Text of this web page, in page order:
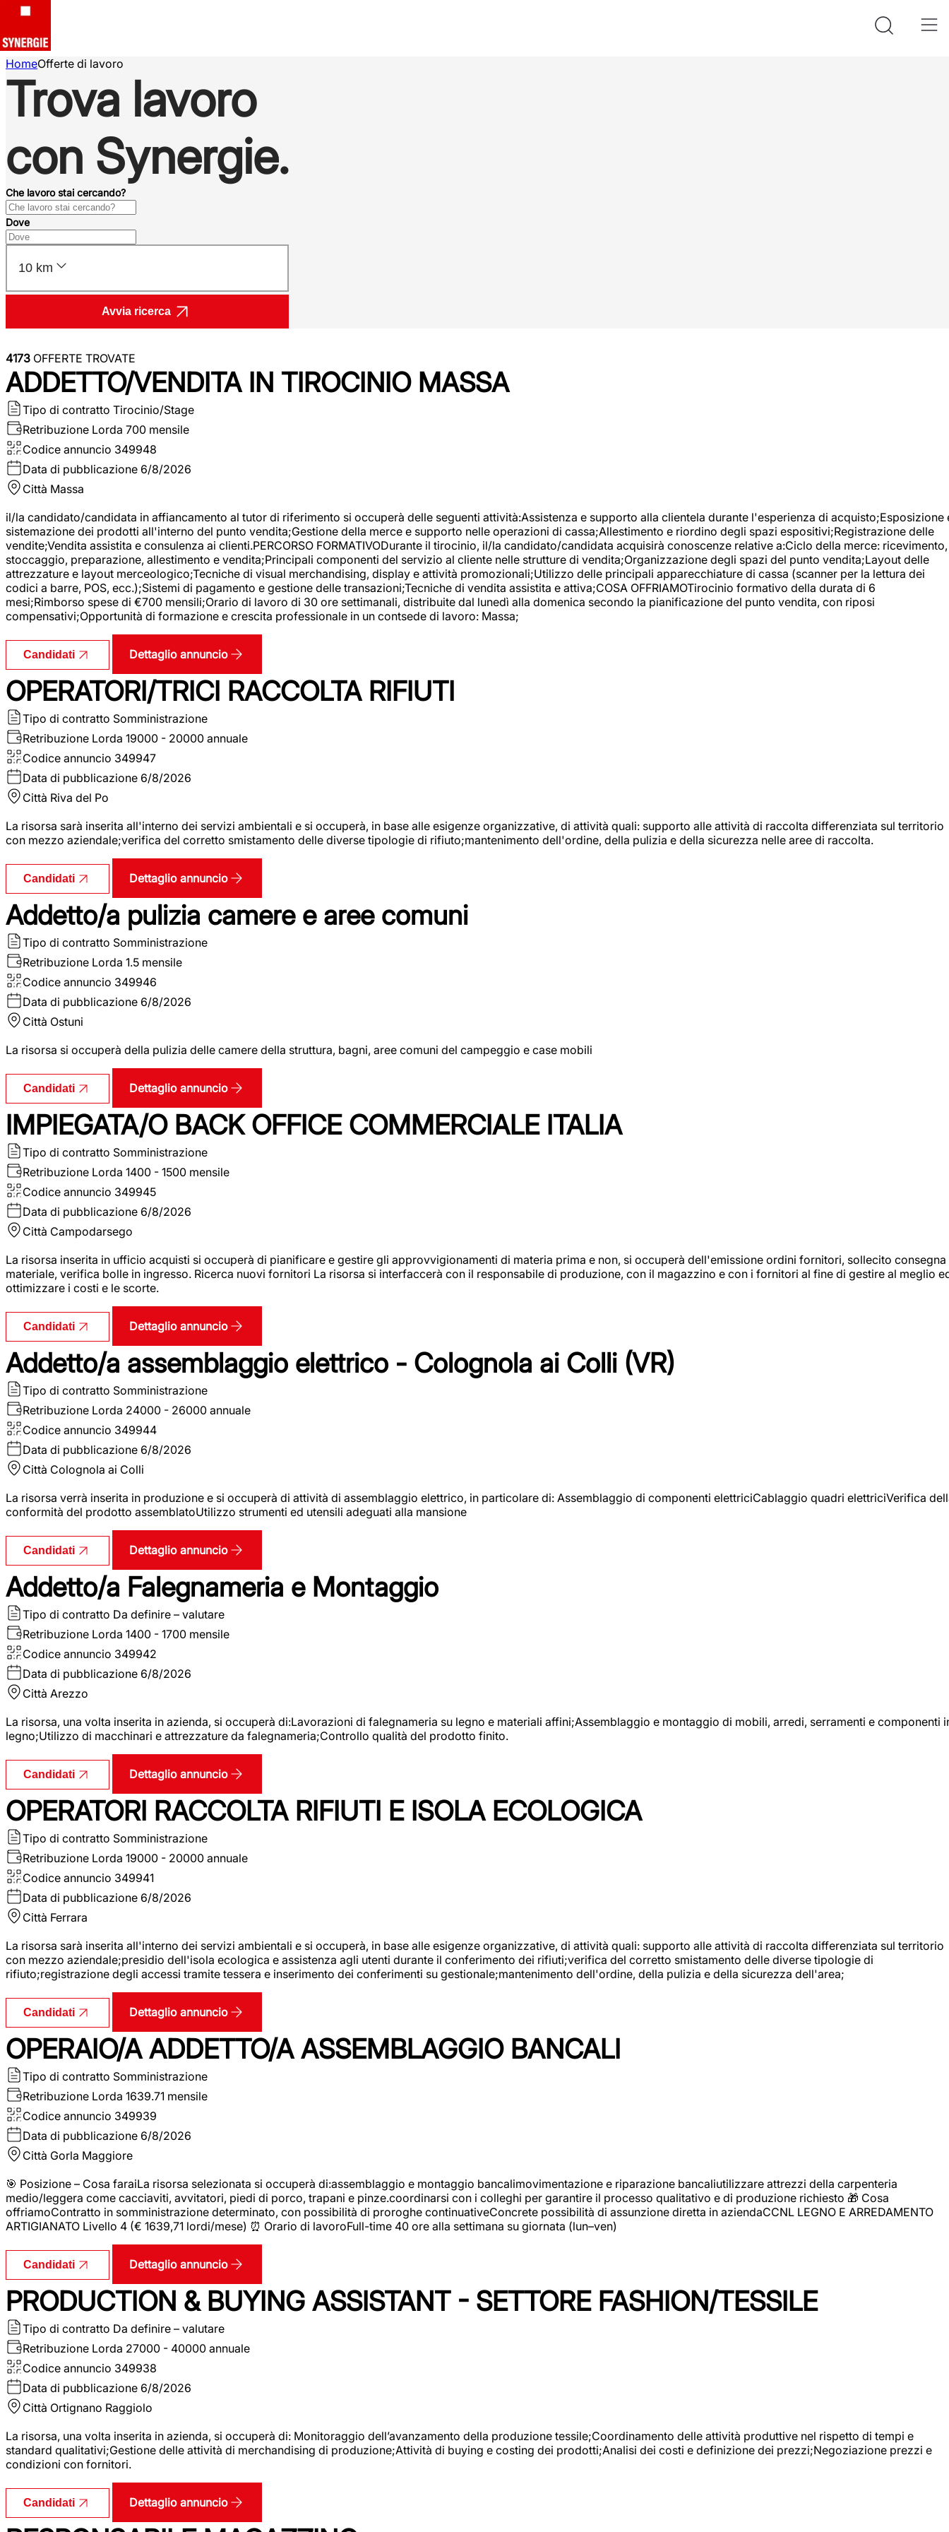
HomeOfferte di lavoro
Trova lavoro
con Synergie.
Che lavoro stai cercando?
Dove
10 km
Avvia ricerca
4173 OFFERTE TROVATE
ADDETTO/VENDITA IN TIROCINIO MASSA
Tipo di contratto Tirocinio/Stage
Retribuzione Lorda 700 mensile
Codice annuncio 349948
Data di pubblicazione 6/8/2026
Città Massa
il/la candidato/candidata in affiancamento al tutor di riferimento si occuperà delle seguenti attività:Assistenza e supporto alla clientela durante l'esperienza di acquisto;Esposizione
sistemazione dei prodotti all'interno del punto vendita;Gestione della merce e supporto nelle operazioni di cassa;Allestimento e riordino degli spazi espositivi;Registrazione delle
vendite;Vendita assistita e consulenza ai clienti.PERCORSO FORMATIVODurante il tirocinio, il/la candidato/candidata acquisirà conoscenze relative a:Ciclo della merce: ricevimento,
stoccaggio, preparazione, allestimento e vendita;Principali componenti del servizio al cliente nelle strutture di vendita;Organizzazione degli spazi del punto vendita;Layout delle
attrezzature e layout merceologico;Tecniche di visual merchandising, display e attività promozionali;Utilizzo delle principali apparecchiature di cassa (scanner per la lettura dei
codici a barre, POS, ecc.);Sistemi di pagamento e gestione delle transazioni;Tecniche di vendita assistita e attiva;COSA OFFRIAMOTirocinio formativo della durata di 6
mesi;Rimborso spese di €700 mensili;Orario di lavoro di 30 ore settimanali, distribuite dal lunedì alla domenica secondo la pianificazione del punto vendita, con riposi
compensativi;Opportunità di formazione e crescita professionale in un contsede di lavoro: Massa;
Candidati Dettaglio annuncio
OPERATORI/TRICI RACCOLTA RIFIUTI
Tipo di contratto Somministrazione
Retribuzione Lorda 19000 - 20000 annuale
Codice annuncio 349947
Data di pubblicazione 6/8/2026
Città Riva del Po
La risorsa sarà inserita all'interno dei servizi ambientali e si occuperà, in base alle esigenze organizzative, di attività quali: supporto alle attività di raccolta differenziata sul territorio
con mezzo aziendale;verifica del corretto smistamento delle diverse tipologie di rifiuto;mantenimento dell'ordine, della pulizia e della sicurezza nelle aree di raccolta.
Candidati Dettaglio annuncio
Addetto/a pulizia camere e aree comuni
Tipo di contratto Somministrazione
Retribuzione Lorda 1.5 mensile
Codice annuncio 349946
Data di pubblicazione 6/8/2026
Città Ostuni
La risorsa si occuperà della pulizia delle camere della struttura, bagni, aree comuni del campeggio e case mobili
Candidati Dettaglio annuncio
IMPIEGATA/O BACK OFFICE COMMERCIALE ITALIA
Tipo di contratto Somministrazione
Retribuzione Lorda 1400 - 1500 mensile
Codice annuncio 349945
Data di pubblicazione 6/8/2026
Città Campodarsego
La risorsa inserita in ufficio acquisti si occuperà di pianificare e gestire gli approvvigionamenti di materia prima e non, si occuperà dell'emissione ordini fornitori, sollecito consegna
materiale, verifica bolle in ingresso. Ricerca nuovi fornitori La risorsa si interfaccerà con il responsabile di produzione, con il magazzino e con i fornitori al fine di gestire al meglio
ottimizzare i costi e le scorte.
Candidati Dettaglio annuncio
Addetto/a assemblaggio elettrico - Colognola ai Colli (VR)
Tipo di contratto Somministrazione
Retribuzione Lorda 24000 - 26000 annuale
Codice annuncio 349944
Data di pubblicazione 6/8/2026
Città Colognola ai Colli
La risorsa verrà inserita in produzione e si occuperà di attività di assemblaggio elettrico, in particolare di: Assemblaggio di componenti elettriciCablaggio quadri elettriciVerifica
conformità del prodotto assemblatoUtilizzo strumenti ed utensili adeguati alla mansione
Candidati Dettaglio annuncio
Addetto/a Falegnameria e Montaggio
Tipo di contratto Da definire – valutare
Retribuzione Lorda 1400 - 1700 mensile
Codice annuncio 349942
Data di pubblicazione 6/8/2026
Città Arezzo
La risorsa, una volta inserita in azienda, si occuperà di:Lavorazioni di falegnameria su legno e materiali affini;Assemblaggio e montaggio di mobili, arredi, serramenti e componenti
legno;Utilizzo di macchinari e attrezzature da falegnameria;Controllo qualità del prodotto finito.
Candidati Dettaglio annuncio
OPERATORI RACCOLTA RIFIUTI E ISOLA ECOLOGICA
Tipo di contratto Somministrazione
Retribuzione Lorda 19000 - 20000 annuale
Codice annuncio 349941
Data di pubblicazione 6/8/2026
Città Ferrara
La risorsa sarà inserita all'interno dei servizi ambientali e si occuperà, in base alle esigenze organizzative, di attività quali: supporto alle attività di raccolta differenziata sul territorio
con mezzo aziendale;presidio dell'isola ecologica e assistenza agli utenti durante il conferimento dei rifiuti;verifica del corretto smistamento delle diverse tipologie di
rifiuto;registrazione degli accessi tramite tessera e inserimento dei conferimenti su gestionale;mantenimento dell'ordine, della pulizia e della sicurezza dell'area;
Candidati Dettaglio annuncio
OPERAIO/A ADDETTO/A ASSEMBLAGGIO BANCALI
Tipo di contratto Somministrazione
Retribuzione Lorda 1639.71 mensile
Codice annuncio 349939
Data di pubblicazione 6/8/2026
Città Gorla Maggiore
🎯 Posizione – Cosa faraiLa risorsa selezionata si occuperà di:assemblaggio e montaggio bancalimovimentazione e riparazione bancaliutilizzare attrezzi della carpenteria
medio/leggera come cacciaviti, avvitatori, piedi di porco, trapani e pinze.coordinarsi con i colleghi per garantire il processo qualitativo e di produzione richiesto 🎁 Cosa
offriamoContratto in somministrazione determinato, con possibilità di proroghe continuativeConcrete possibilità di assunzione diretta in aziendaCCNL LEGNO E ARREDAMENTO
ARTIGIANATO Livello 4 (€ 1639,71 lordi/mese) ⏰ Orario di lavoroFull-time 40 ore alla settimana su giornata (lun–ven)
Candidati Dettaglio annuncio
PRODUCTION & BUYING ASSISTANT - SETTORE FASHION/TESSILE
Tipo di contratto Da definire – valutare
Retribuzione Lorda 27000 - 40000 annuale
Codice annuncio 349938
Data di pubblicazione 6/8/2026
Città Ortignano Raggiolo
La risorsa, una volta inserita in azienda, si occuperà di: Monitoraggio dell’avanzamento della produzione tessile;Coordinamento delle attività produttive nel rispetto di tempi e
standard qualitativi;Gestione delle attività di merchandising di produzione;Attività di buying e costing dei prodotti;Analisi dei costi e definizione dei prezzi;Negoziazione prezzi e
condizioni con fornitori.
Candidati Dettaglio annuncio